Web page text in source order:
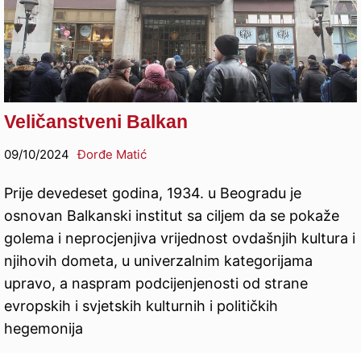
Veličanstveni Balkan
09/10/2024 Đorđe Matić
Prije devedeset godina, 1934. u Beogradu je
osnovan Balkanski institut sa ciljem da se pokaže
golema i neprocjenjiva vrijednost ovdašnjih kultura i
njihovih dometa, u univerzalnim kategorijama
upravo, a naspram podcijenjenosti od strane
evropskih i svjetskih kulturnih i političkih
hegemonija